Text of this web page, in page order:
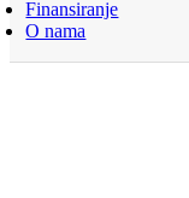
Finansiranje
O nama